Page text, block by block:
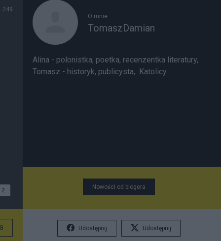
249
2
O mnie
TomaszDamian
Alina - polonistka, poetka, recenzentka literatury,
Tomasz - historyk, publicysta, Katolicy
Nowości od blogera
Udostępnij Udostępnij